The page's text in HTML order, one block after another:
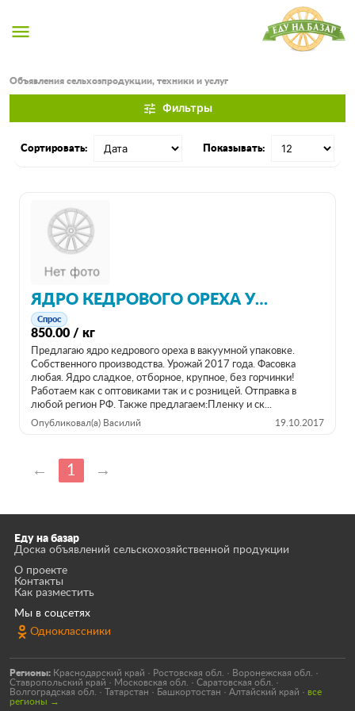
menu
Объявления сельхозпродукции, техники и услуг
tune Фильтры
Сортировать: Показывать:
ЯДРО КЕДРОВОГО ОРЕХА УРОЖАЙ 2017
Спрос
850.00 / кг
Предлагаю ядро кедрового ореха в вакуумной упаковке.
Собственного производства. Урожай 2017 года. Фасовка
любая. Ядро сладкое, отборное, крупное, без горчинки!
Работаем как с оптовиками так и с розницей. Отправка в
любой регион РФ. Также предлагаем:Пленку и ск...
Опубликовал(а) Василий 19.10.2017
← 1 →
Еду на базар
Доска объявлений сельскохозяйственной продукции
О проекте
Контакты
Как разместить
Мы в соцсетях
Одноклассники
Регионы: Краснодарский край · Ростовская обл. · Воронежская обл.
·
Ставропольский край · Московская обл. · Саратовская обл.
·
Волгоградская обл.
· Татарстан · Башкортостан · Алтайский край · все
регионы →